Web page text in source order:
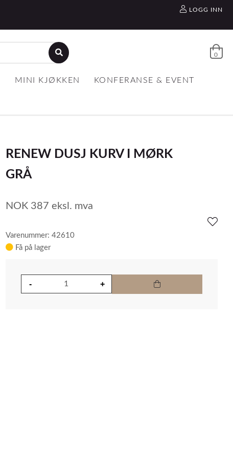
LOGG INN
0
MINI KJØKKEN KONFERANSE & EVENT
RENEW DUSJ KURV I MØRK
GRÅ
NOK 387 eksl. mva
Varenummer: 42610
Få på lager